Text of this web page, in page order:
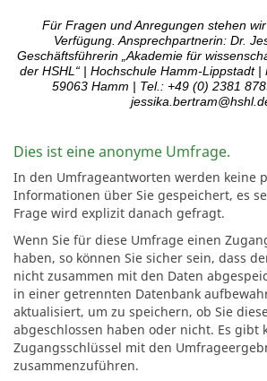
Für Fragen und Anregungen stehen
Verfügung. Ansprechpartnerin: Dr.
Geschäftsführerin „Akademie für
der HSHL“ | Hochschule Hamm-Lippstadt |
59063 Hamm | Tel.: +49 (0) 2381
Dies ist eine anonyme Umfrage.
In den Umfrageantworten werden keine
Informationen über Sie gespeichert, es
Frage wird explizit danach gefragt.
Wenn Sie für diese Umfrage einen
haben, so können Sie sicher sein, dass
nicht zusammen mit den Daten
in einer getrennten Datenbank
aktualisiert, um zu speichern, ob Sie
abgeschlossen haben oder nicht. Es gibt
Zugangsschlüssel mit den
zusammenzuführen.